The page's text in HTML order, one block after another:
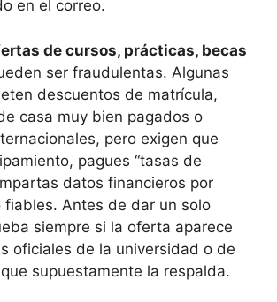
en el correo.
de cursos, prácticas, becas
ser fraudulentas. Algunas
descuentos de matrícula,
casa muy bien pagados o
pero exigen que
pagues “tasas de
datos financieros por
fiables. Antes de dar un solo
siempre si la oferta aparece
oficiales de la universidad o de
supuestamente la respalda.